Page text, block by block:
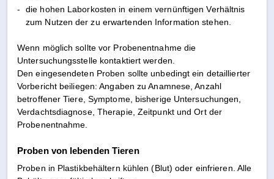
-
die hohen Laborkosten in einem vernünftigen Verhältnis
zum Nutzen der zu erwartenden Information stehen.
Wenn möglich sollte vor Probenentnahme die
Untersuchungsstelle kontaktiert werden.
Den eingesendeten Proben sollte unbedingt ein detaillierter
Vorbericht beiliegen: Angaben zu Anamnese, Anzahl
betroffener Tiere, Symptome, bisherige Untersuchungen,
Verdachtsdiagnose, Therapie, Zeitpunkt und Ort der
Probenentnahme.
Proben von lebenden Tieren
Proben in Plastikbehältern kühlen (Blut) oder einfrieren. Alle